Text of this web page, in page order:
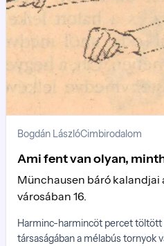
Bogdán LászlóCimbirodalom
Ami fent van olyan,
Münchausen báró kalandjai
városában 16.
Harminc-harmincöt percet töltött
társaságában a mélabús tornyok